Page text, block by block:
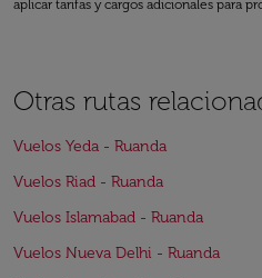
aplicar tarifas y cargos adicionales para
Otras rutas
Vuelos Yeda - Ruanda
Vuelos Riad - Ruanda
Vuelos Islamabad - Ruanda
Vuelos Nueva Delhi - Ruanda